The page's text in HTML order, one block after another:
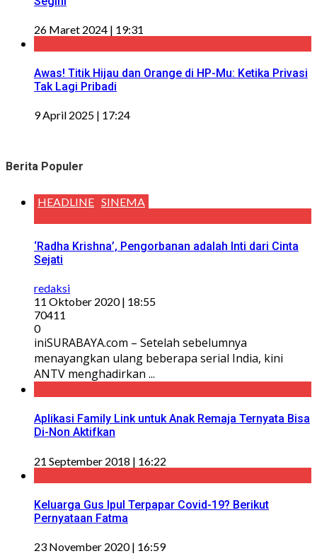
26 Maret 2024 | 19:31
Awas! Titik Hijau dan Orange di HP-Mu: Ketika Privasi
Tak Lagi Pribadi
9 April 2025 | 17:24
Berita Populer
HEADLINE SINEMA
‘Radha Krishna’, Pengorbanan adalah Inti dari Cinta
Sejati
redaksi
11 Oktober 2020 | 18:55
70411
0
iniSURABAYA.com – Setelah sebelumnya
menayangkan ulang beberapa serial India, kini
ANTV menghadirkan ...
Aplikasi Family Link untuk Anak Remaja Ternyata Bisa
Di-Non Aktifkan
21 September 2018 | 16:22
Keluarga Gus Ipul Terpapar Covid-19? Berikut
Pernyataan Fatma
23 November 2020 | 16:59